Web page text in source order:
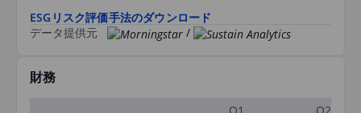
ESGリスク評価手法のダウンロード
データ提供元
/
財務
Q1
Q2